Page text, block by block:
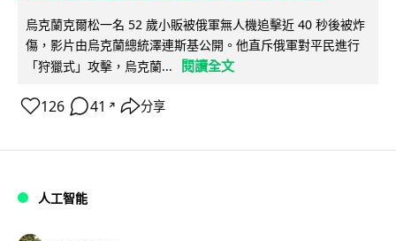
烏克蘭克爾松一名 52 歲小販被俄軍無人機追擊近 40 秒後被炸
傷，影片由烏克蘭總統澤連斯基公開。他直斥俄軍對平民進行
「狩獵式」攻擊，烏克蘭...
閱讀全文
126 41 ↗ 分享
人工智能